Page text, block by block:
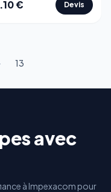
€ Devis
13
avec
à Impexacom pour